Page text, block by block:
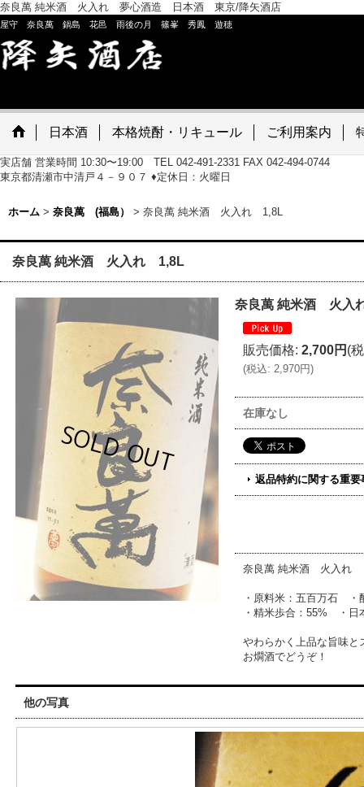
奈良萬 純米酒 火入れ 夢心酒造 日本酒 東京/降矢酒店
屋守 奈良萬 鍋島 花邑 雨後の月 篠峯 秀鳳 遊穂
日本酒 本格焼酎・リキュール ご利用案内
実店舗 営業時間 10:30〜19:00 TEL 042-491-2331 FAX 042-494-0744
東京都清瀬市中清戸４－９０７ ♦定休日：火曜日
ホーム > 奈良萬 (福島） > 奈良萬 純米酒 火入れ 1,8L
奈良萬 純米酒 火入れ 1,8L
奈良萬 純米酒 火入
販売価格: 2,700円 (
(税込: 2,970円)
在庫なし
返品特約に関する重要
奈良萬 純米酒 火入れ
・原料米：五百万石 ・
・精米歩合：55% ・日
やわらかく上品な旨味と
お燗酒でどうぞ！
他の写真